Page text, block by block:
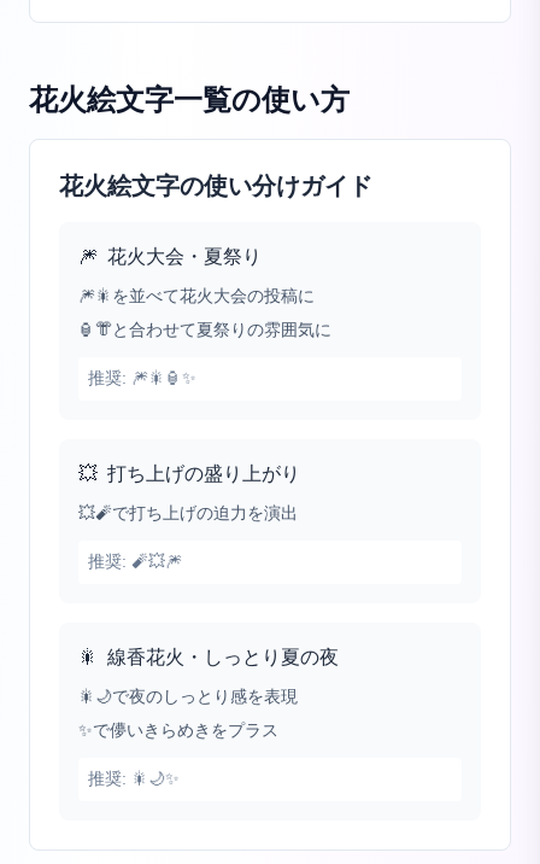
花火絵文字一覧の使い方
花火絵文字の使い分けガイド
🎆 花火大会・夏祭り
🎆🎇を並べて花火大会の投稿に
🏮👘と合わせて夏祭りの雰囲気に
推奨: 🎆🎇🏮✨
💥 打ち上げの盛り上がり
💥🧨で打ち上げの迫力を演出
推奨: 🧨💥🎆
🎇 線香花火・しっとり夏の夜
🎇🌙で夜のしっとり感を表現
✨で儚いきらめきをプラス
推奨: 🎇🌙✨